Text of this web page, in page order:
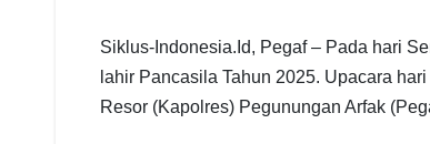
Siklus-Indonesia.Id, Pegaf – Pada hari
lahir Pancasila Tahun 2025. Upacara
Resor (Kapolres) Pegunungan Arfak